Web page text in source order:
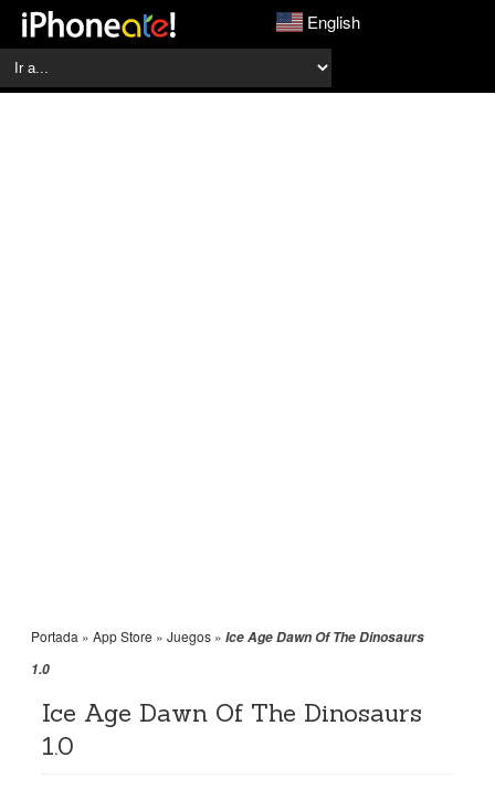
English
Portada » App Store » Juegos » Ice Age Dawn Of The Dinosaurs
1.0
Ice Age Dawn Of The Dinosaurs
1.0